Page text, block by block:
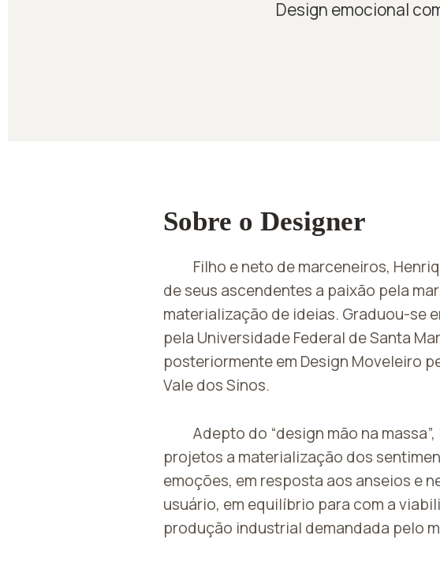
Design emocional
Sobre o Designer
Filho e neto de marceneiros,
de seus ascendentes a paixão pela
materialização de ideias. Graduou-se
pela Universidade Federal de Santa
posteriormente em Design Moveleiro
Vale dos Sinos.
Adepto do “design mão na
projetos a materialização dos
emoções, em resposta aos anseios e
usuário, em equilíbrio para com a
produção industrial demandada pelo